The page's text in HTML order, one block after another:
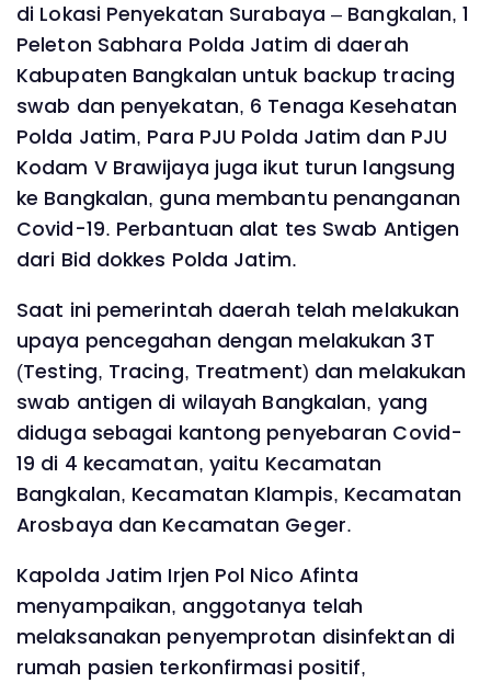
di Lokasi Penyekatan Surabaya – Bangkalan, 1
Peleton Sabhara Polda Jatim di daerah
Kabupaten Bangkalan untuk backup tracing
swab dan penyekatan, 6 Tenaga Kesehatan
Polda Jatim, Para PJU Polda Jatim dan PJU
Kodam V Brawijaya juga ikut turun langsung
ke Bangkalan, guna membantu penanganan
Covid-19. Perbantuan alat tes Swab Antigen
dari Bid dokkes Polda Jatim.
Saat ini pemerintah daerah telah melakukan
upaya pencegahan dengan melakukan 3T
(Testing, Tracing, Treatment) dan melakukan
swab antigen di wilayah Bangkalan, yang
diduga sebagai kantong penyebaran Covid-
19 di 4 kecamatan, yaitu Kecamatan
Bangkalan, Kecamatan Klampis, Kecamatan
Arosbaya dan Kecamatan Geger.
Kapolda Jatim Irjen Pol Nico Afinta
menyampaikan, anggotanya telah
melaksanakan penyemprotan disinfektan di
rumah pasien terkonfirmasi positif,